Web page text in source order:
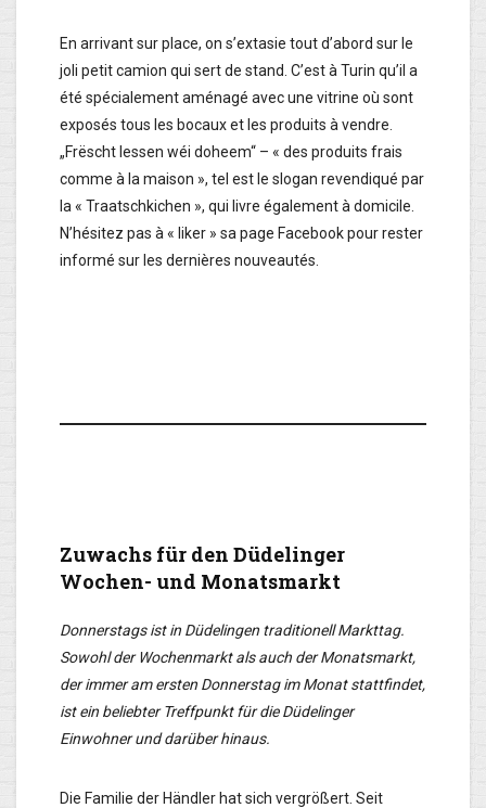
En arrivant sur place, on s’extasie tout d’abord sur le
joli petit camion qui sert de stand. C’est à Turin qu’il a
été spécialement aménagé avec une vitrine où sont
exposés tous les bocaux et les produits à vendre.
„Frëscht Iessen wéi doheem“ – « des produits frais
comme à la maison », tel est le slogan revendiqué par
la « Traatschkichen », qui livre également à domicile.
N’hésitez pas à « liker » sa page Facebook pour rester
informé sur les dernières nouveautés.
Zuwachs für den Düdelinger
Wochen- und Monatsmarkt
Donnerstags ist in Düdelingen traditionell Markttag.
Sowohl der Wochenmarkt als auch der Monatsmarkt,
der immer am ersten Donnerstag im Monat stattfindet,
ist ein beliebter Treffpunkt für die Düdelinger
Einwohner und darüber hinaus.
Die Familie der Händler hat sich vergrößert. Seit